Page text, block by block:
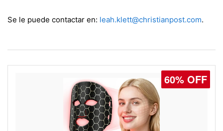
Se le puede contactar en: leah.klett@christianpost.com.
60% OFF
77% OFF